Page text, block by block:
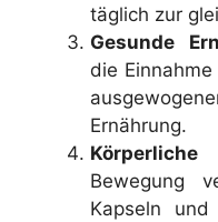
täglich zur
Gesunde
die
Ernährung.
Bewegung
Kapseln